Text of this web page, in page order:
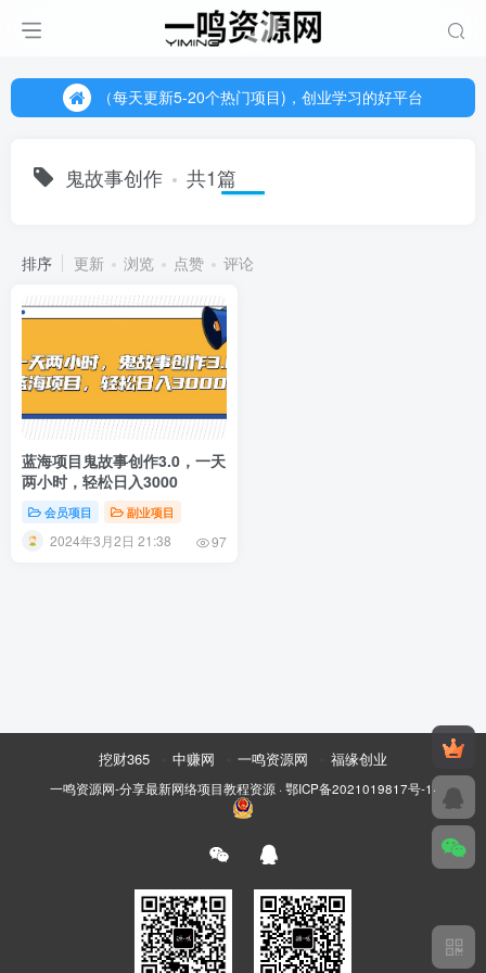
（每天更新5-20个热门项目)，创业学习的好平台
（每天更新5-20个热门项目)，创业学习的好平台
鬼故事创作 共1篇
排序 更新 浏览 点赞 评论
蓝海项目鬼故事创作3.0，一天
两小时，轻松日入3000
会员项目 副业项目
2024年3月2日 21:38 97
挖财365 中赚网 一鸣资源网 福缘创业
一鸣资源网-分享最新网络项目教程资源 · 鄂ICP备2021019817号-1 ·